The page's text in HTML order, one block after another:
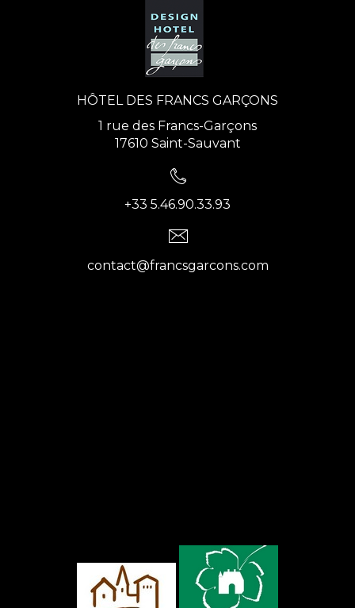
HÔTEL DES FRANCS GARÇONS
1 rue des Francs-Garçons
17610 Saint-Sauvant
+33 5.46.90.33.93
contact@francsgarcons.com